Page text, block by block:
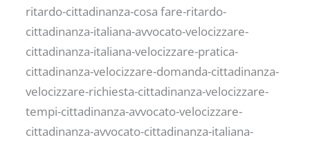
ritardo-cittadinanza-cosa fare-ritardo-
cittadinanza-italiana-avvocato-velocizzare-
cittadinanza-italiana-velocizzare-pratica-
cittadinanza-velocizzare-domanda-cittadinanza-
velocizzare-richiesta-cittadinanza-velocizzare-
tempi-cittadinanza-avvocato-velocizzare-
cittadinanza-avvocato-cittadinanza-italiana-